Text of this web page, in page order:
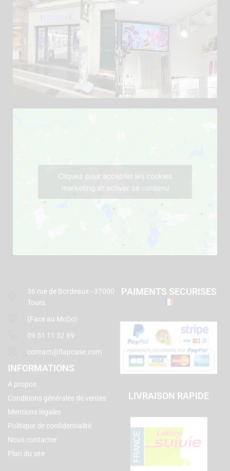
Cliquez pour accepter les cookies
marketing et activer ce contenu
36 rue de Bordeaux - 37000
Tours
(Face au McDo)
09 51 11 52 69
contact@flapcase.com
INFORMATIONS
A propos
Conditions générales de ventes
Mentions légales
Politique de confidentialité
Nous contacter
Plan du site
PAIMENTS SECURISES
LIVRAISON RAPIDE